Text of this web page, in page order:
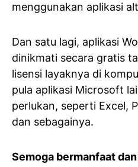
menggunakan aplikasi
Dan satu lagi, aplikasi
dinikmati secara gratis
lisensi layaknya di
pula aplikasi Microsoft
perlukan, seperti Excel,
dan sebagainya.
Semoga bermanfaat